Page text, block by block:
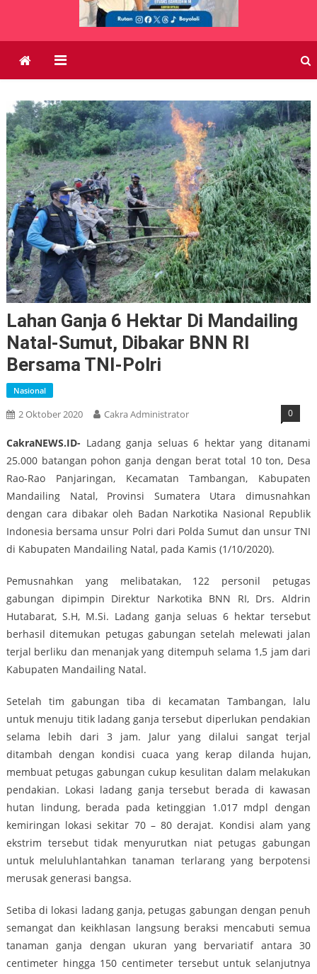
Lahan Ganja 6 Hektar Di Mandailing
Natal-Sumut, Dibakar BNN RI
Bersama TNI-Polri
Nasional
2 Oktober 2020 Cakra Administrator 0
CakraNEWS.ID- Ladang ganja seluas 6 hektar yang ditanami
25.000 batangan pohon ganja dengan berat total 10 ton, Desa
Rao-Rao Panjaringan, Kecamatan Tambangan, Kabupaten
Mandailing Natal, Provinsi Sumatera Utara dimusnahkan
dengan cara dibakar oleh Badan Narkotika Nasional Republik
Indonesia bersama unsur Polri dari Polda Sumut dan unsur TNI
di Kabupaten Mandailing Natal, pada Kamis (1/10/2020).
Pemusnahkan yang melibatakan, 122 personil petugas
gabungan dipimpin Direktur Narkotika BNN RI, Drs. Aldrin
Hutabarat, S.H, M.Si. Ladang ganja seluas 6 hektar tersebut
berhasil ditemukan petugas gabungan setelah melewati jalan
terjal berliku dan menanjak yang ditempuh selama 1,5 jam dari
Kabupaten Mandailing Natal.
Setelah tim gabungan tiba di kecamatan Tambangan, lalu
untuk menuju titik ladang ganja tersebut diperlukan pendakian
selama lebih dari 3 jam. Jalur yang dilalui sangat terjal
ditambah dengan kondisi cuaca yang kerap dilanda hujan,
membuat petugas gabungan cukup kesulitan dalam melakukan
pendakian. Lokasi ladang ganja tersebut berada di kawasan
hutan lindung, berada pada ketinggian 1.017 mdpl dengan
kemiringan lokasi sekitar 70 – 80 derajat. Kondisi alam yang
ekstrim tersebut tidak menyurutkan niat petugas gabungan
untuk meluluhlantahkan tanaman terlarang yang berpotensi
merusak generasi bangsa.
Setiba di lokasi ladang ganja, petugas gabungan dengan penuh
semangat dan keikhlasan langsung beraksi mencabuti semua
tanaman ganja dengan ukuran yang bervariatif antara 30
centimeter hingga 150 centimeter tersebut untuk selanjutnya